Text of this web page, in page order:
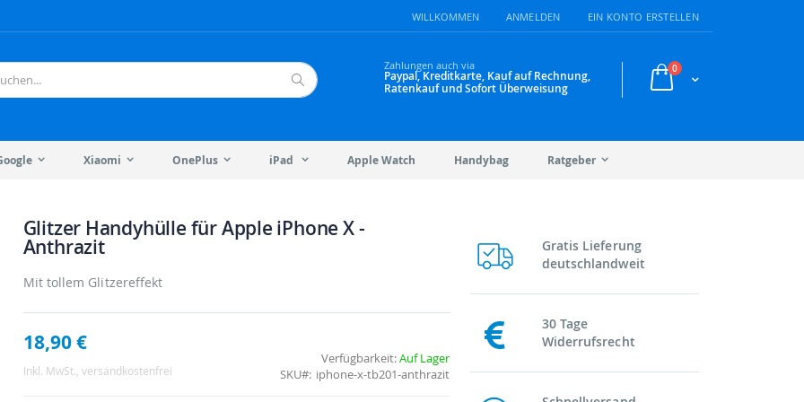
WILLKOMMEN ANMELDEN EIN KONTO ERSTELLEN
Warenkorb
0Artikel
Zahlungen auch via
Paypal, Kreditkarte, Kauf auf Rechnung,
Ratenkauf und Sofort Überweisung
Xiaomi OnePlus iPad Apple Watch Handybag Ratgeber
Glitzer Handyhülle für Apple iPhone X -
Anthrazit
Mit tollem Glitzereffekt
18,90 €
Inkl. MwSt. , versandkostenfrei
Verfügbarkeit:Auf Lager
SKU
iphone-x-tb201-anthrazit
Gratis Lieferung
deutschlandweit
30 Tage
Widerrufsrecht